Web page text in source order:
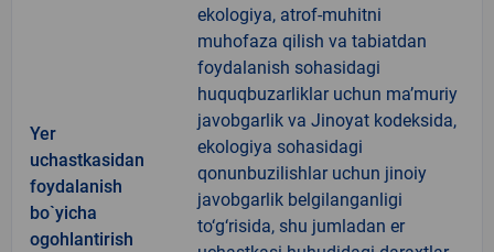
Yer
uchastkasidan
foydalanish
bo`yicha
ogohlantirish
ekologiya, atrof-muhitni
muhofaza qilish va tabiatdan
foydalanish sohasidagi
huquqbuzarliklar uchun ma’muriy
javobgarlik va Jinoyat kodeksida,
ekologiya sohasidagi
qonunbuzilishlar uchun jinoiy
javobgarlik belgilanganligi
to‘g‘risida, shu jumladan er